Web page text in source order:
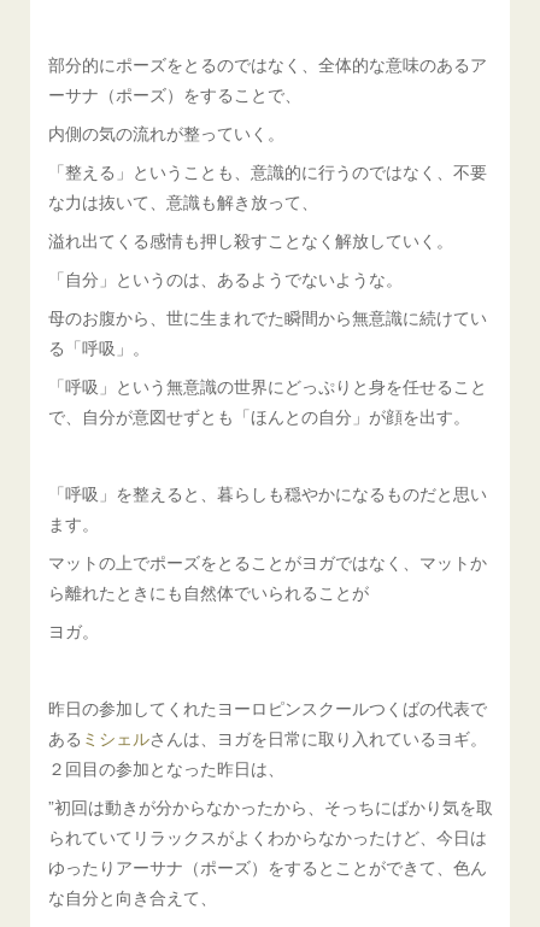
部分的にポーズをとるのではなく、全体的な意味のあるア
ーサナ（ポーズ）をすることで、
内側の気の流れが整っていく。
「整える」ということも、意識的に行うのではなく、不要
な力は抜いて、意識も解き放って、
溢れ出てくる感情も押し殺すことなく解放していく。
「自分」というのは、あるようでないような。
母のお腹から、世に生まれでた瞬間から無意識に続けてい
る「呼吸」。
「呼吸」という無意識の世界にどっぷりと身を任せること
で、自分が意図せずとも「ほんとの自分」が顔を出す。
「呼吸」を整えると、暮らしも穏やかになるものだと思い
ます。
マットの上でポーズをとることがヨガではなく、マットか
ら離れたときにも自然体でいられることが
ヨガ。
昨日の参加してくれたヨーロピンスクールつくばの代表で
ある ミシェルさんは、ヨガを日常に取り入れているヨギ。
２回目の参加となった昨日は、
”初回は動きが分からなかったから、そっちにばかり気を取
られていてリラックスがよくわからなかったけど、今日は
ゆったりアーサナ（ポーズ）をするとことができて、色ん
な自分と向き合えて、